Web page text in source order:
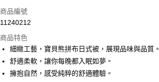
信用卡一次付款
運送方式
新竹物流
商品編號
11240212
商品特色
細緻工藝，寶貝熊拼布日式被，展現品味與品質。
舒適柔軟，讓你每晚都入眠如夢。
擁抱自然，感受純粹的舒適體驗。